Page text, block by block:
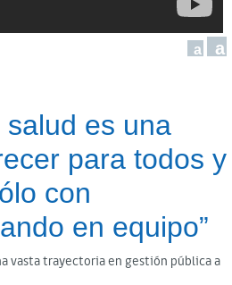
a a
salud es una
para todos y
con
en equipo”
vasta trayectoria en gestión pública a